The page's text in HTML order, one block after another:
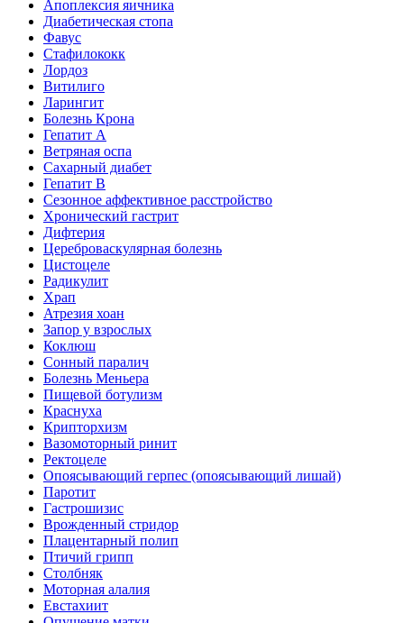
Апоплексия яичника
Диабетическая стопа
Фавус
Стафилококк
Лордоз
Витилиго
Ларингит
Болезнь Крона
Гепатит A
Ветряная оспа
Сахарный диабет
Гепатит B
Сезонное аффективное расстройство
Хронический гастрит
Дифтерия
Цереброваскулярная болезнь
Цистоцеле
Радикулит
Храп
Атрезия хоан
Запор у взрослых
Коклюш
Сонный паралич
Болезнь Меньера
Пищевой ботулизм
Краснуха
Крипторхизм
Вазомоторный ринит
Ректоцеле
Опоясывающий герпес (опоясывающий лишай)
Паротит
Гастрошизис
Врожденный стридор
Плацентарный полип
Птичий грипп
Столбняк
Моторная алалия
Евстахиит